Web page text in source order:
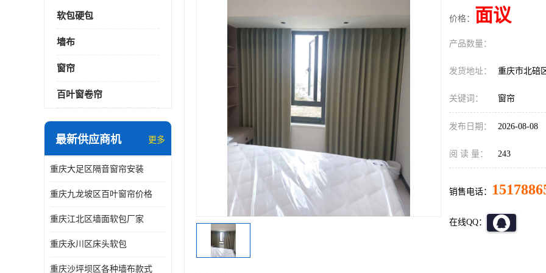
软包硬包
墙布
窗帘
百叶窗卷帘
最新供应商机 更多
重庆大足区隔音窗帘安装
重庆九龙坡区百叶窗帘价格
重庆江北区墙面软包厂家
重庆永川区床头软包
重庆沙坪坝区各种墙布款式
价格： 面议
产品数量：
发货地址： 重庆市北碚
关键词： 窗帘
发布日期： 2026-08-08
阅 读 量： 243
销售电话：
在线QQ：